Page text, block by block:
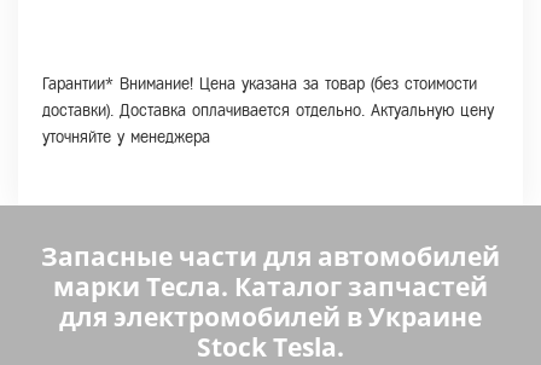
Гарантии* Внимание! Цена указана за товар (без стоимости
доставки). Доставка оплачивается отдельно. Актуальную цену
уточняйте у менеджера
Запасные части для автомобилей
марки Тесла. Каталог запчастей
для электромобилей в Украине
Stock Tesla.